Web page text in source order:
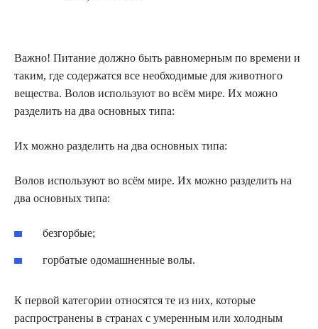
Важно! Питание должно быть равномерным по времени и
таким, где содержатся все необходимые для животного
вещества. Волов используют во всём мире. Их можно
разделить на два основных типа:
Их можно разделить на два основных типа:
Волов используют во всём мире. Их можно разделить на
два основных типа:
безгорбые;
горбатые одомашненные волы.
К первой категории относятся те из них, которые
распространены в странах с умеренным или холодным